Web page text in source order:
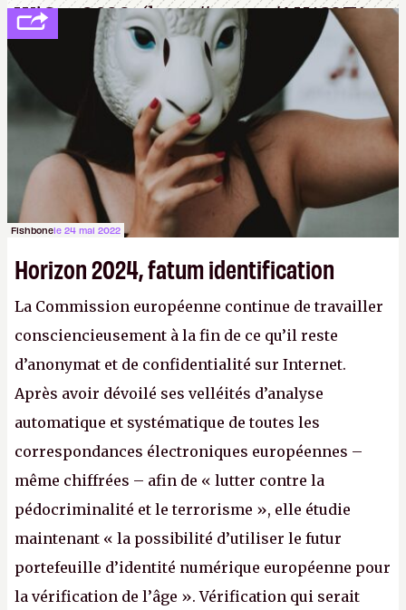
WiSec 2022. (http://cpc.cx/AH432T1
(PDF) - Crédit photo : Pexels - Tyler
Lastovich)
Fishbonele 24 mai 2022
Horizon 2024, fatum identification
La Commission européenne continue de travailler
consciencieusement à la fin de ce qu’il reste
d’anonymat et de confidentialité sur Internet.
Après avoir dévoilé ses velléités d’analyse
automatique et systématique de toutes les
correspondances électroniques européennes –
même chiffrées – afin de « lutter contre la
pédocriminalité et le terrorisme », elle étudie
maintenant « la possibilité d’utiliser le futur
portefeuille d’identité numérique européenne pour
la vérification de l’âge ». Vérification qui serait